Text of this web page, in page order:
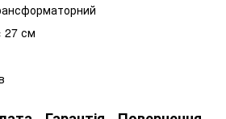
27 см